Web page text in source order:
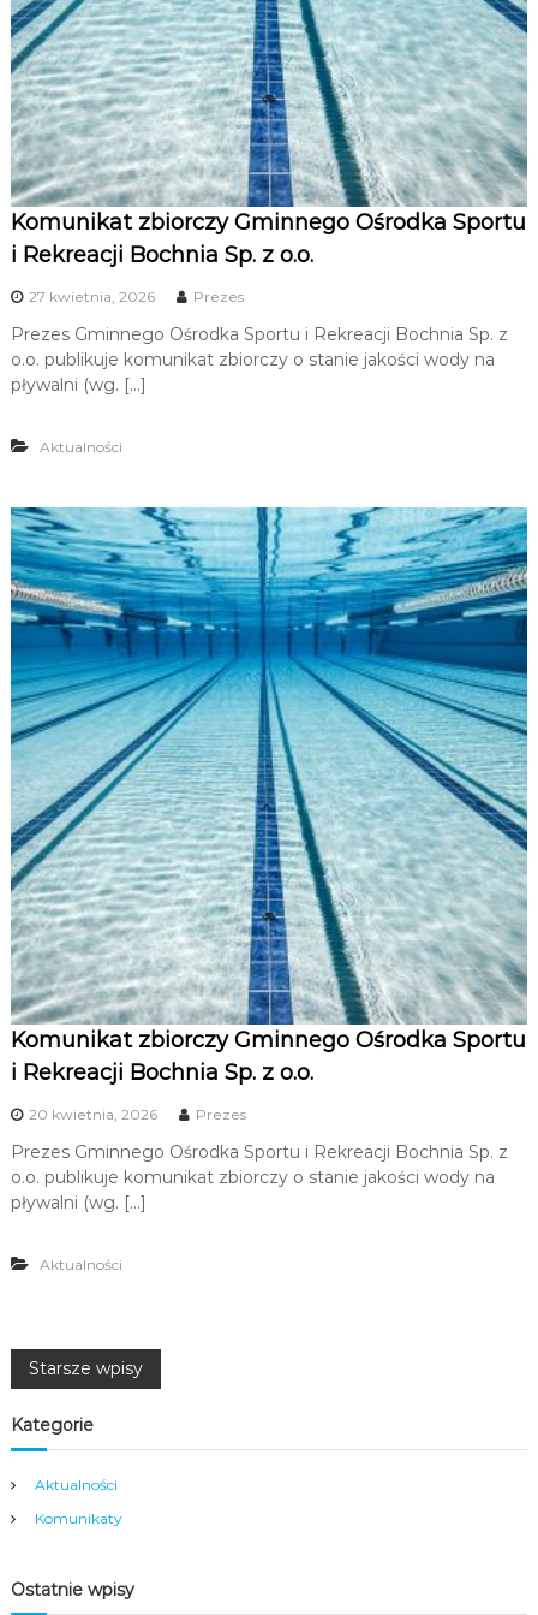
Komunikat zbiorczy Gminnego Ośrodka Sportu
i Rekreacji Bochnia Sp. z o.o.
27 kwietnia, 2026 Prezes
Prezes Gminnego Ośrodka Sportu i Rekreacji Bochnia Sp. z
o.o. publikuje komunikat zbiorczy o stanie jakości wody na
pływalni (wg. […]
Aktualności
Komunikat zbiorczy Gminnego Ośrodka Sportu
i Rekreacji Bochnia Sp. z o.o.
20 kwietnia, 2026 Prezes
Prezes Gminnego Ośrodka Sportu i Rekreacji Bochnia Sp. z
o.o. publikuje komunikat zbiorczy o stanie jakości wody na
pływalni (wg. […]
Aktualności
N
a
w
i
g
Starsze wpisy
Kategorie
Aktualności
Komunikaty
Ostatnie wpisy